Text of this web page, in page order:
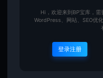
Adobe Prelude CC2022Pl
Hi，欢迎来到BP宝库，
WordPress、网站、SEO优
登录注册